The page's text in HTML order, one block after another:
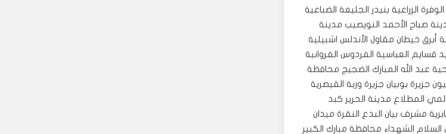
الزراعية بنيدر الجليعة الضباعية
صباح الأحمد النويصيب مدينة
أبرق خيطان مقاول الأندلس اشبيلية
قسايم العباسية الفردوس الفروانية
عبد الله المبارك الضجيج محافظة
جزيرة بوبيان جزيرة وربة القيصرية
المطلاع مدينة الحرير كبد
مشرف بيان البدع النقرة ميدان
الشهداء محافظة مبارك الكبير